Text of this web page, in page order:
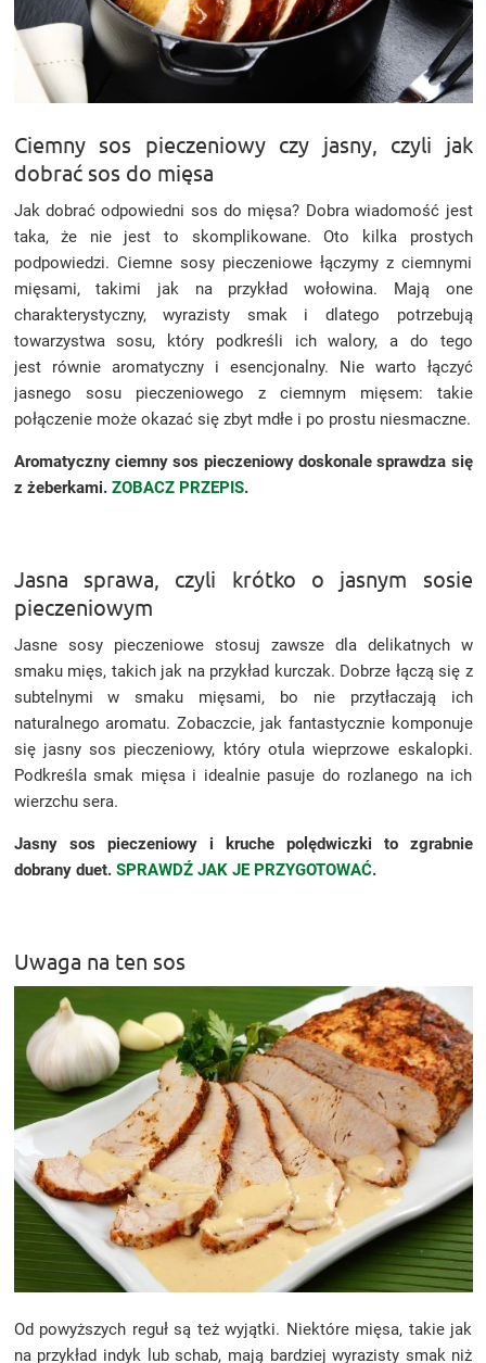
Ciemny sos pieczeniowy czy jasny, czyli jak
dobrać sos do mięsa
Jak dobrać odpowiedni sos do mięsa? Dobra wiadomość jest
taka, że nie jest to skomplikowane. Oto kilka prostych
podpowiedzi. Ciemne sosy pieczeniowe łączymy z ciemnymi
mięsami, takimi jak na przykład wołowina. Mają one
charakterystyczny, wyrazisty smak i dlatego potrzebują
towarzystwa sosu, który podkreśli ich walory, a do tego
jest równie aromatyczny i esencjonalny. Nie warto łączyć
jasnego sosu pieczeniowego z ciemnym mięsem: takie
połączenie może okazać się zbyt mdłe i po prostu niesmaczne.
Aromatyczny ciemny sos pieczeniowy doskonale sprawdza się
z żeberkami. ZOBACZ PRZEPIS.
Jasna sprawa, czyli krótko o jasnym sosie
pieczeniowym
Jasne sosy pieczeniowe stosuj zawsze dla delikatnych w
smaku mięs, takich jak na przykład kurczak. Dobrze łączą się z
subtelnymi w smaku mięsami, bo nie przytłaczają ich
naturalnego aromatu. Zobaczcie, jak fantastycznie komponuje
się jasny sos pieczeniowy, który otula wieprzowe eskalopki.
Podkreśla smak mięsa i idealnie pasuje do rozlanego na ich
wierzchu sera.
Jasny sos pieczeniowy i kruche polędwiczki to zgrabnie
dobrany duet. SPRAWDŹ JAK JE PRZYGOTOWAĆ.
Uwaga na ten sos
Od powyższych reguł są też wyjątki. Niektóre mięsa, takie jak
na przykład indyk lub schab, mają bardziej wyrazisty smak niż